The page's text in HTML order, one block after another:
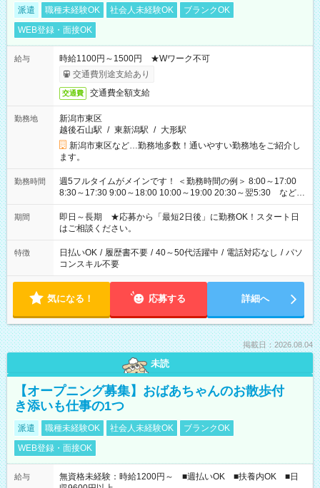
派遣 職種未経験OK 社会人未経験OK
ブランクOK
WEB登録・面接OK
給与
時給1100円～1500円 ★Wワーク不可
交通費別途支給あり
交通費 交通費全額支給
勤務地
新潟市東区
越後石山駅 / 東新潟駅 / 大形駅
新潟市東区など…勤務地多数！通いやすい勤務地をご紹介し
ます。
勤務時間
週5フルタイムがメインです！ ＜勤務時間の例＞ 8:00～17:00
8:30～17:30 9:00～18:00 10:00～19:00 20:30～翌5:30 など ★
その他にも勤務時間多数！ 日勤のみ、残業なし、交替制など
ご希望を教えてください！
期間
即日～長期 ★応募から「最短2日後」に勤務OK！スタート日
はご相談ください。
特徴 日払いOK / 履歴書不要 / 40～50代活躍中 / 電話対応なし / パソ
コンスキル不要
気になる！ 応募する 詳細へ
掲載日：2026.08.04
未読
【オープニング募集】おばあちゃんのお散歩付
き添いも仕事の1つ
派遣 職種未経験OK 社会人未経験OK
ブランクOK
WEB登録・面接OK
給与
無資格未経験：時給1200円～ ■週払いOK ■扶養内OK ■日